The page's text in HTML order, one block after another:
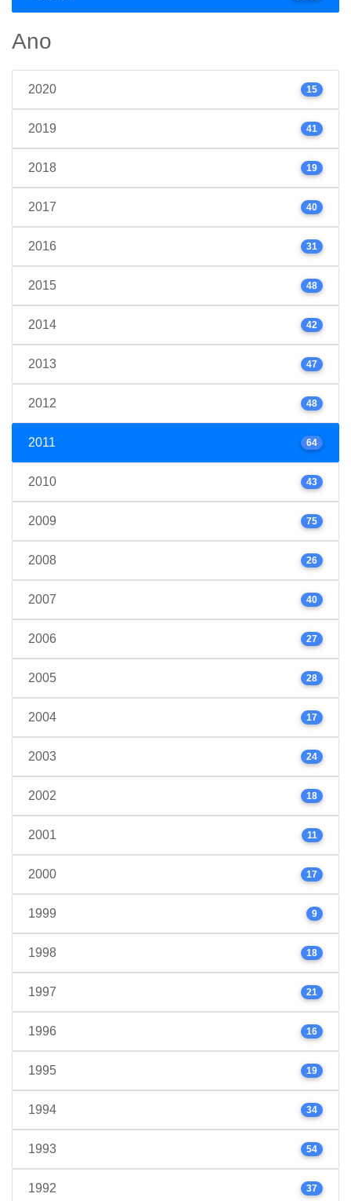
Ano
2020 15
2019 41
2018 19
2017 40
2016 31
2015 48
2014 42
2013 47
2012 48
2011 64
2010 43
2009 75
2008 26
2007 40
2006 27
2005 28
2004 17
2003 24
2002 18
2001 11
2000 17
1999 9
1998 18
1997 21
1996 16
1995 19
1994 34
1993 54
1992 37